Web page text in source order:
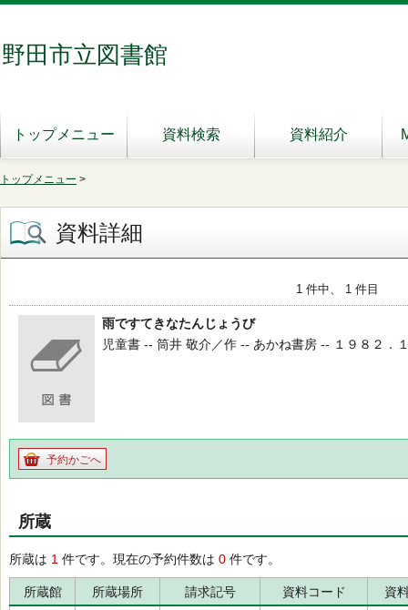
野田市立図書館
トップメニュー 資料検索 資料紹介
トップメニュー >
資料詳細
1 件中、 1 件目
雨ですてきなたんじょうび
児童書 -- 筒井 敬介／作 -- あかね書房 -- １９８２．
予約かごへ
所蔵
所蔵は 1 件です。現在の予約件数は 0 件です。
所蔵館 所蔵場所 請求記号 資料コード 資